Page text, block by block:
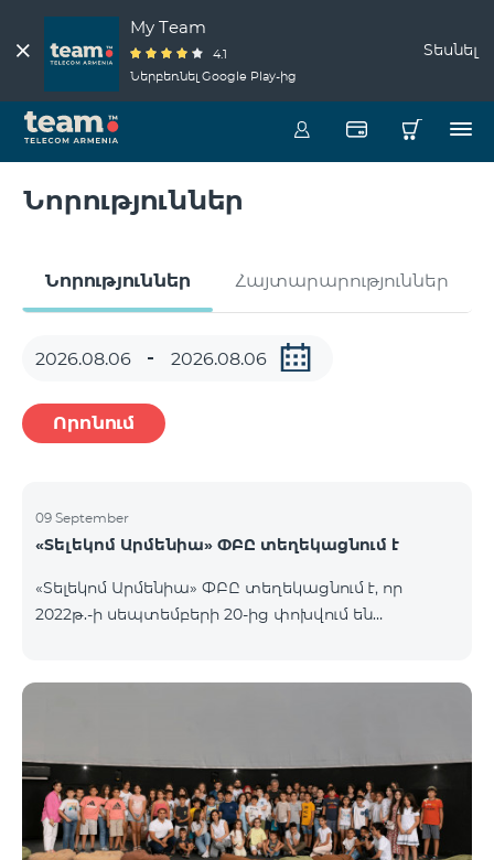
My Team
4.1
Ներբեռնել Google Play-ից
Տեսնել
Նորություններ
Նորություններ Հայտարարություններ
Որոնում
09 September
«Տելեկոմ Արմենիա» ՓԲԸ տեղեկացնում է
«Տելեկոմ Արմենիա» ՓԲԸ տեղեկացնում է, որ
2022թ.-ի սեպտեմբերի 20-ից փոխվում են
tariffs/archive/